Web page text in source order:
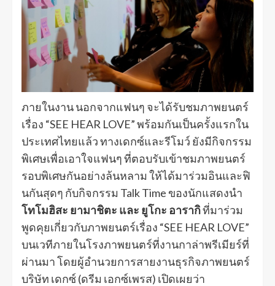
ภายในงาน นอกจากแฟนๆ จะได้รับชมภาพยนตร์
เรื่อง “SEE HEAR LOVE” พร้อมกันเป็นครั้งแรกใน
ประเทศไทยแล้ว ทางเดกซ์และรีโมว์ ยังมีกิจกรรม
พิเศษเพื่อเอาใจแฟนๆ ที่ตอบรับเข้าชมภาพยนตร์
รอบพิเศษกันอย่างล้นหลาม ให้ได้มาร่วมอินและฟิ
นกันสุดๆ กับกิจกรรม Talk Time ของนักแสดงนำ
โทโมฮิสะ ยามาชิตะ และ ยูโกะ อารากิที่มาร่วม
พูดคุยเกี่ยวกับภาพยนตร์เรื่อง “SEE HEAR LOVE”
บนเวทีภายในโรงภาพยนตร์ที่งานกาล่าพรีเมียร์ที่
ผ่านมา โดยผู้อำนวยการสายงานธุรกิจภาพยนตร์
บริษัท เดกซ์ (ดรีม เอกซ์เพรส) เปิดเผยว่า